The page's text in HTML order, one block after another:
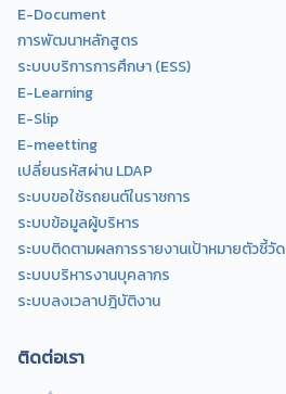
E-Document
การพัฒนาหลักสูตร
ระบบบริการการศึกษา (ESS)
E-Learning
E-Slip
E-meetting
เปลี่ยนรหัสผ่าน LDAP
ระบบขอใช้รถยนต์ในราชการ
ระบบข้อมูลผู้บริหาร
ระบบติดตามผลการรายงานเป้าหมายตัวชี้วัด
ระบบบริหารงานบุคลากร
ระบบลงเวลาปฎิบัติงาน
ติดต่อเรา